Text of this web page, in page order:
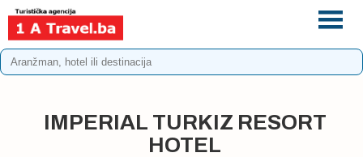
IMPERIAL TURKIZ RESORT
HOTEL